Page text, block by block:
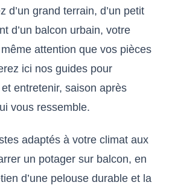
d’un grand terrain, d’un petit
d’un balcon urbain, votre
attention que vos pièces
ici nos guides pour
entretenir, saison après
vous ressemble.
adaptés à votre climat aux
un potager sur balcon, en
d’une pelouse durable et la